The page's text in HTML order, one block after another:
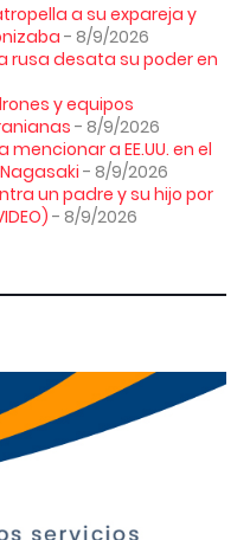
a su expareja y
- 8/9/2026
rusa desata su poder en
y equipos
- 8/9/2026
a EE.UU. en el
- 8/9/2026
un padre y su hijo por
- 8/9/2026